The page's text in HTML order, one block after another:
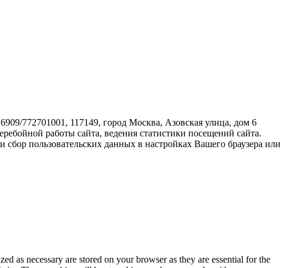
772701001, 117149, город Москва, Азовская улица, дом 6
работы сайта, ведения статистики посещений сайта.
пользовательских данных в настройках Вашего браузера или
as necessary are stored on your browser as they are essential for the